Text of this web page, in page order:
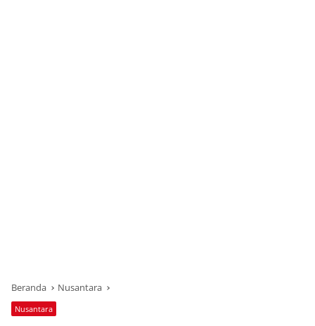
Beranda Nusantara
Nusantara